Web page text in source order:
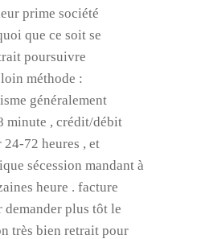
prime société
que ce soit se
poursuivre
méthode :
généralement
minute , crédit/débit
72 heures , et
sécession mandant à
heure . facture
plus tôt le
très bien retrait pour